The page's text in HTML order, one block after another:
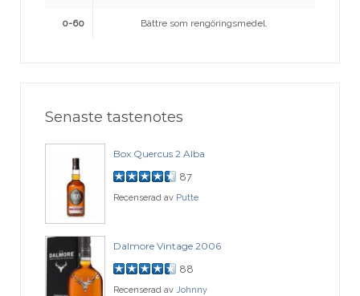
0-60 Bättre som rengöringsmedel.
Senaste tastenotes
Box Quercus 2 Alba
87
Recenserad av Putte
Dalmore Vintage 2006
88
Recenserad av Johnny